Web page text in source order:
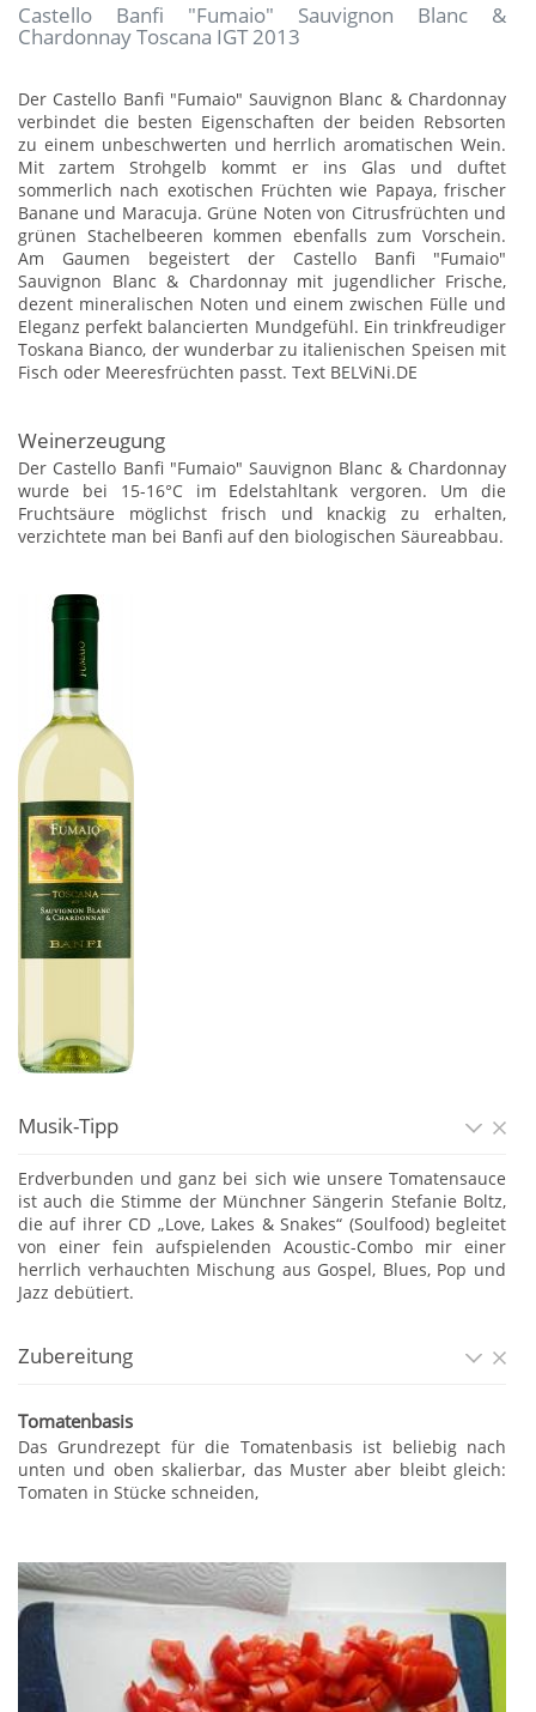
Castello Banfi "Fumaio" Sauvignon Blanc &
Chardonnay Toscana IGT 2013
Der Castello Banfi "Fumaio" Sauvignon Blanc & Chardonnay
verbindet die besten Eigenschaften der beiden Rebsorten
zu einem unbeschwerten und herrlich aromatischen Wein.
Mit zartem Strohgelb kommt er ins Glas und duftet
sommerlich nach exotischen Früchten wie Papaya, frischer
Banane und Maracuja. Grüne Noten von Citrusfrüchten und
grünen Stachelbeeren kommen ebenfalls zum Vorschein.
Am Gaumen begeistert der Castello Banfi "Fumaio"
Sauvignon Blanc & Chardonnay mit jugendlicher Frische,
dezent mineralischen Noten und einem zwischen Fülle und
Eleganz perfekt balancierten Mundgefühl. Ein trinkfreudiger
Toskana Bianco, der wunderbar zu italienischen Speisen mit
Fisch oder Meeresfrüchten passt. Text BELViNi.DE
Weinerzeugung
Der Castello Banfi "Fumaio" Sauvignon Blanc & Chardonnay
wurde bei 15-16°C im Edelstahltank vergoren. Um die
Fruchtsäure möglichst frisch und knackig zu erhalten,
verzichtete man bei Banfi auf den biologischen Säureabbau.
Musik-Tipp
Erdverbunden und ganz bei sich wie unsere Tomatensauce
ist auch die Stimme der Münchner Sängerin Stefanie Boltz,
die auf ihrer CD „Love, Lakes & Snakes“ (Soulfood) begleitet
von einer fein aufspielenden Acoustic-Combo mir einer
herrlich verhauchten Mischung aus Gospel, Blues, Pop und
Jazz debütiert.
Zubereitung
Tomatenbasis
Das Grundrezept für die Tomatenbasis ist beliebig nach
unten und oben skalierbar, das Muster aber bleibt gleich:
Tomaten in Stücke schneiden,